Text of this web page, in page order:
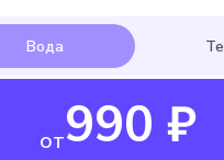
от990 ₽